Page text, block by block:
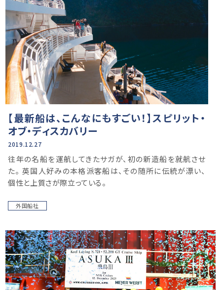
【最新船は、こんなにもすごい！】スピリット・
オブ・ディスカバリー
2019.12.27
往年の名船を運航してきたサガが、初の新造船を就航させ
た。 英国人好みの本格派客船は、その随所に伝統が漂い、
個性と上質さが際立っている。
外国船社